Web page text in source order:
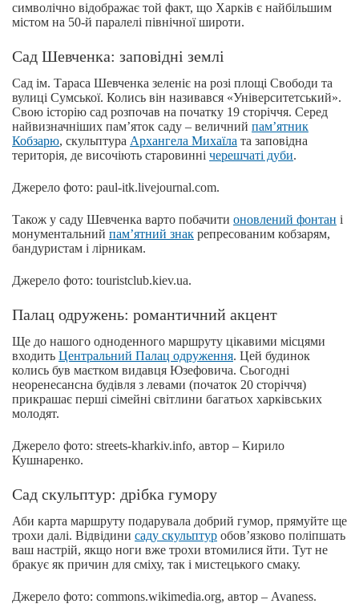
символічно відображає той факт, що Харків є найбільшим
містом на 50-й паралелі північної широти.
Сад Шевченка: заповідні землі
Сад ім. Тараса Шевченка зеленіє на розі площі Свободи та
вулиці Сумської. Колись він називався «Університетський».
Свою історію сад розпочав на початку 19 сторіччя. Серед
найвизначніших пам’яток саду – величний пам’ятник
Кобзарю, скульптура Архангела Михаїла та заповідна
територія, де височіють старовинні черешчаті дуби.
Джерело фото: paul-itk.livejournal.com.
Також у саду Шевченка варто побачити оновлений фонтан і
монументальний пам’ятний знак репресованим кобзарям,
бандуристам і лірникам.
Джерело фото: touristclub.kiev.ua.
Палац одружень: романтичний акцент
Ще до нашого одноденного маршруту цікавими місцями
входить Центральний Палац одруження. Цей будинок
колись був маєтком видавця Юзефовича. Сьогодні
неоренесансна будівля з левами (початок 20 сторіччя)
прикрашає перші сімейні світлини багатьох харківських
молодят.
Джерело фото: streets-kharkiv.info, автор – Кирило
Кушнаренко.
Сад скульптур: дрібка гумору
Аби карта маршруту подарувала добрий гумор, прямуйте ще
трохи далі. Відвідини саду скульптур обов’язково поліпшать
ваш настрій, якщо ноги вже трохи втомилися йти. Тут не
бракує як причин для сміху, так і мистецького смаку.
Джерело фото: commons.wikimedia.org, автор – Avaness.